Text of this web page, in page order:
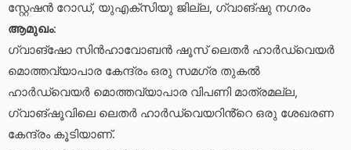
സ്റ്റേഷൻ റോഡ്, യുഎക്സിയു ജില്ല, ഗ്വാങ്‌ഷു നഗരം
ആമുഖം:
ഗ്വാങ്‌ഷോ സിൻഹാവോബൻ ഷൂസ് ലെതർ ഹാർഡ്‌വെയർ
മൊത്തവ്യാപാര കേന്ദ്രം ഒരു സമഗ്ര തുകൽ
ഹാർഡ്‌വെയർ മൊത്തവ്യാപാര വിപണി മാത്രമല്ല,
ഗ്വാങ്‌ഷൂവിലെ ലെതർ ഹാർഡ്‌വെയറിൻ്റെ ഒരു ശേഖരണ
കേന്ദ്രം കൂടിയാണ്.